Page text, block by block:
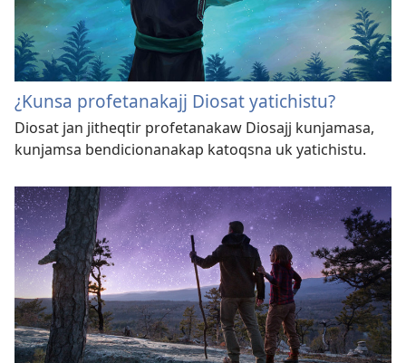
¿Kunsa profetanakajj Diosat yatichistu?
Diosat jan jitheqtir profetanakaw Diosajj kunjamasa,
kunjamsa bendicionanakap katoqsna uk yatichistu.